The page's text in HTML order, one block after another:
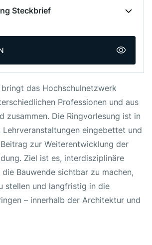
Steckbrief
31. März 2026
Hochschulnetzwerk
Bauwende
das Hochschulnetzwerk
Professionen und aus
zusammen. Die Ringvorlesung ist in
Lehrveranstaltungen eingebettet und
zur Weiterentwicklung der
Ziel ist es, interdisziplinäre
Bauwende sichtbar zu machen,
stellen und langfristig in die
– innerhalb der Architektur und